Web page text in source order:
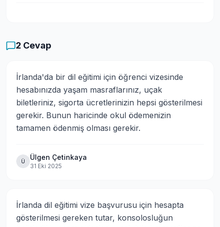
2 Cevap
İrlanda'da bir dil eğitimi için öğrenci vizesinde
hesabınızda yaşam masraflarınız, uçak
biletleriniz, sigorta ücretlerinizin hepsi gösterilmesi
gerekir. Bunun haricinde okul ödemenizin
tamamen ödenmiş olması gerekir.
Ü Ülgen Çetinkaya
31 Eki 2025
İrlanda dil eğitimi vize başvurusu için hesapta
gösterilmesi gereken tutar, konsolosluğun